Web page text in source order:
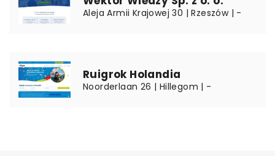
Aleja Armii Krajowej 30 | Rzeszów | -
Ruigrok Holandia
Noorderlaan 26 | Hillegom | -